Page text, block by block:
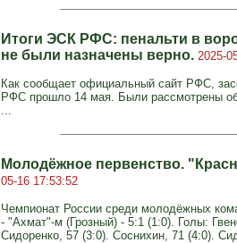
Итоги ЭСК РФС: пенальти в
не были назначены верно. 2025-
Как сообщает официальный сайт РФС,
РФС прошло 14 мая. Были рассмотрены
...
Молодёжное первенство.
05-16 17:53:52
Чемпионат России среди молодёжных
- "Ахмат"-м (Грозный) - 5:1 (1:0). Голы:
Сидоренко, 57 (3:0). Соснихин, 71 (4:0).